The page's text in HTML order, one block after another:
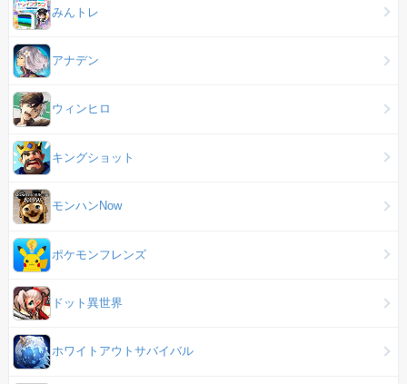
みんトレ
アナデン
ウィンヒロ
キングショット
モンハンNow
ポケモンフレンズ
ドット異世界
ホワイトアウトサバイバル